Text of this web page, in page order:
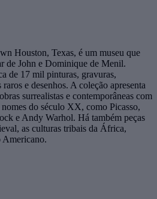
Houston, Texas, é um museu que
de John e Dominique de Menil.
de 17 mil pinturas, gravuras,
e desenhos. A coleção apresenta
surrealistas e contemporâneas com
do século XX, como Picasso,
e Andy Warhol. Há também peças
as culturas tribais da África,
Americano.